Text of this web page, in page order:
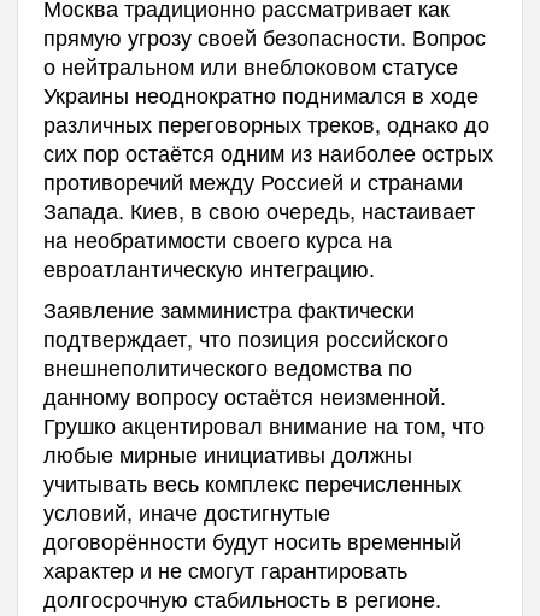
Москва традиционно рассматривает как
прямую угрозу своей безопасности. Вопрос
о нейтральном или внеблоковом статусе
Украины неоднократно поднимался в ходе
различных переговорных треков, однако до
сих пор остаётся одним из наиболее острых
противоречий между Россией и странами
Запада. Киев, в свою очередь, настаивает
на необратимости своего курса на
евроатлантическую интеграцию.
Заявление замминистра фактически
подтверждает, что позиция российского
внешнеполитического ведомства по
данному вопросу остаётся неизменной.
Грушко акцентировал внимание на том, что
любые мирные инициативы должны
учитывать весь комплекс перечисленных
условий, иначе достигнутые
договорённости будут носить временный
характер и не смогут гарантировать
долгосрочную стабильность в регионе.